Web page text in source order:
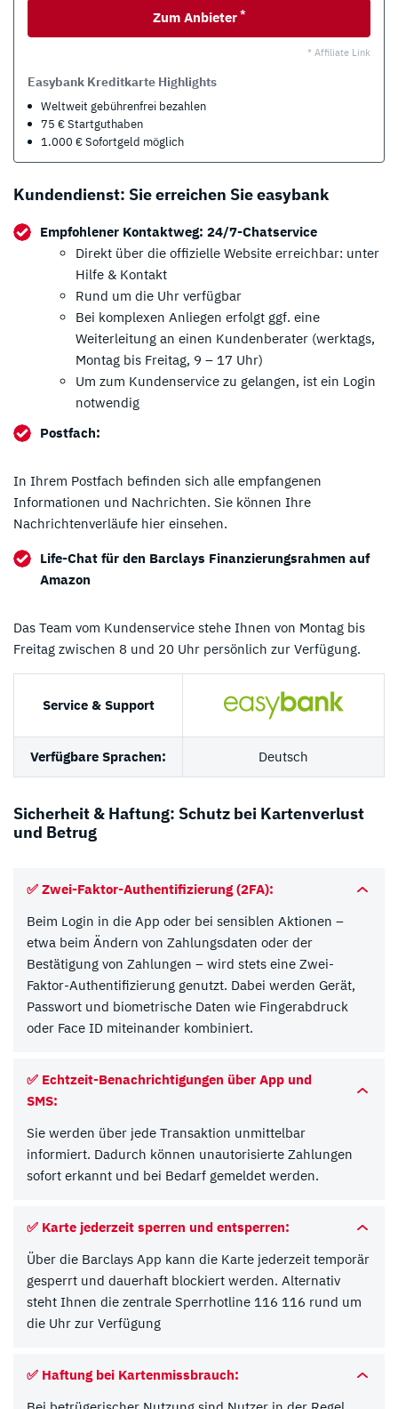
Zum Anbieter *
* Affiliate Link
Easybank Kreditkarte Highlights
Weltweit gebührenfrei bezahlen
75 € Startguthaben
1.000 € Sofortgeld möglich
Kundendienst: Sie erreichen Sie easybank
Empfohlener Kontaktweg: 24/7-Chatservice
Direkt über die offizielle Website erreichbar: unter
Hilfe & Kontakt
Rund um die Uhr verfügbar
Bei komplexen Anliegen erfolgt ggf. eine
Weiterleitung an einen Kundenberater (werktags,
Montag bis Freitag, 9 – 17 Uhr)
Um zum Kundenservice zu gelangen, ist ein Login
notwendig
Postfach:
In Ihrem Postfach befinden sich alle empfangenen
Informationen und Nachrichten. Sie können Ihre
Nachrichtenverläufe hier einsehen.
Life-Chat für den Barclays Finanzierungsrahmen auf
Amazon
Das Team vom Kundenservice stehe Ihnen von Montag bis
Freitag zwischen 8 und 20 Uhr persönlich zur Verfügung.
Service & Support
Verfügbare Sprachen: Deutsch
Sicherheit & Haftung: Schutz bei Kartenverlust
und Betrug
✅ Zwei-Faktor-Authentifizierung (2FA):
Beim Login in die App oder bei sensiblen Aktionen –
etwa beim Ändern von Zahlungsdaten oder der
Bestätigung von Zahlungen – wird stets eine Zwei-
Faktor-Authentifizierung genutzt. Dabei werden Gerät,
Passwort und biometrische Daten wie Fingerabdruck
oder Face ID miteinander kombiniert.
✅ Echtzeit-Benachrichtigungen über App und
SMS:
Sie werden über jede Transaktion unmittelbar
informiert. Dadurch können unautorisierte Zahlungen
sofort erkannt und bei Bedarf gemeldet werden.
✅ Karte jederzeit sperren und entsperren:
Über die Barclays App kann die Karte jederzeit temporär
gesperrt und dauerhaft blockiert werden. Alternativ
steht Ihnen die zentrale Sperrhotline 116 116 rund um
die Uhr zur Verfügung
✅ Haftung bei Kartenmissbrauch:Zum Anbieter
* Affiliate Link